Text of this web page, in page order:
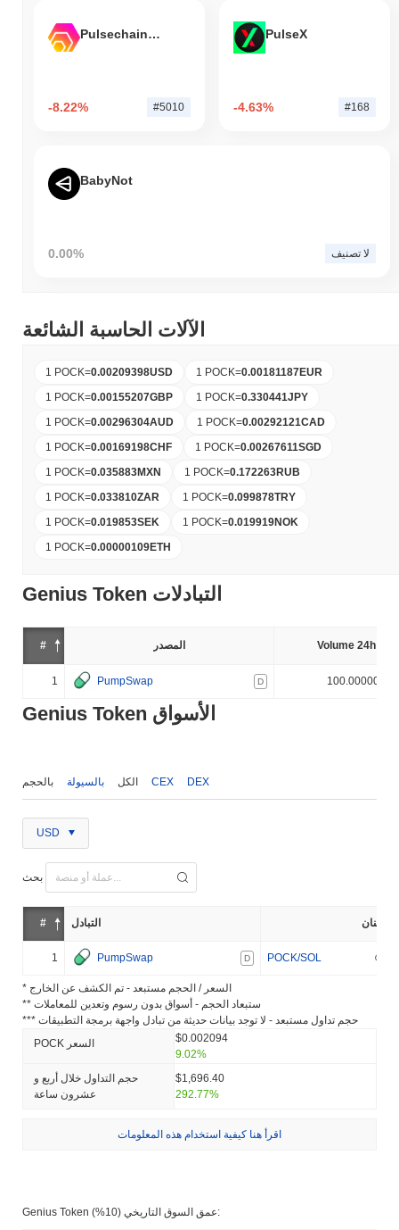
Pulsechain Bridged HEX (Pulsechain)
-8.22% #5010
PulseX
-4.63% #168
BabyNot
0.00% لا تصنيف
الآلات الحاسبة الشائعة
1 POCK=0.00209398USD 1 POCK=0.00181187EUR
1 POCK=0.00155207GBP 1 POCK=0.330441JPY
1 POCK=0.00296304AUD 1 POCK=0.00292121CAD
1 POCK=0.00169198CHF 1 POCK=0.00267611SGD
1 POCK=0.035883MXN 1 POCK=0.172263RUB
1 POCK=0.033810ZAR 1 POCK=0.099878TRY
1 POCK=0.019853SEK 1 POCK=0.019919NOK
1 POCK=0.00000109ETH
Genius Token التبادلات
# المصدر Volume 24h (%)
1 PumpSwap D 100.000000%
Genius Token الأسواق
بالحجم بالسيولة الكل CEX DEX
USD
بحث
# التبادل إثنان
1 PumpSwap D POCK/SOL
* السعر / الحجم مستبعد - تم الكشف عن الخارج
** ستبعاد الحجم - أسواق بدون رسوم وتعدين للمعاملات
*** حجم تداول مستبعد - لا توجد بيانات حديثة من تبادل واجهة برمجة التطبيقات
POCK السعر
$0.002094
9.02%
حجم التداول خلال أربع و
عشرون ساعة
$1,696.40
292.77%
اقرأ هنا كيفية استخدام هذه المعلومات
Genius Token عمق السوق التاريخي (10%):